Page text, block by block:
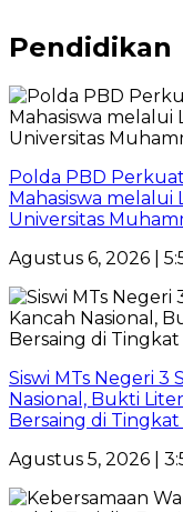
Pendidikan
Polda PBD
Mahasiswa melalui
Universitas
Agustus 6, 2026 |
Siswi MTs Negeri 3
Nasional, Bukti
Bersaing di
Agustus 5, 2026 |